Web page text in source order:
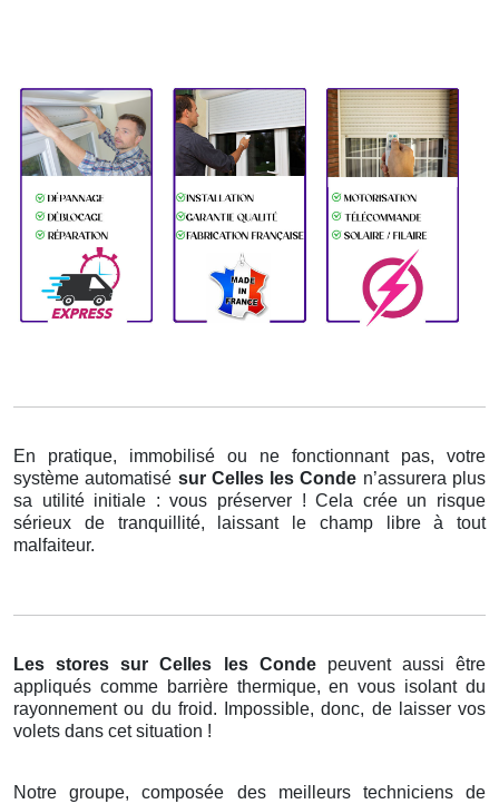
En pratique, immobilisé ou ne fonctionnant pas, votre
système automatisé sur Celles les Conde n’assurera plus
sa utilité initiale : vous préserver ! Cela crée un risque
sérieux de tranquillité, laissant le champ libre à tout
malfaiteur.
Les stores sur Celles les Conde peuvent aussi être
appliqués comme barrière thermique, en vous isolant du
rayonnement ou du froid. Impossible, donc, de laisser vos
volets dans cet situation !
Notre groupe, composée des meilleurs techniciens de